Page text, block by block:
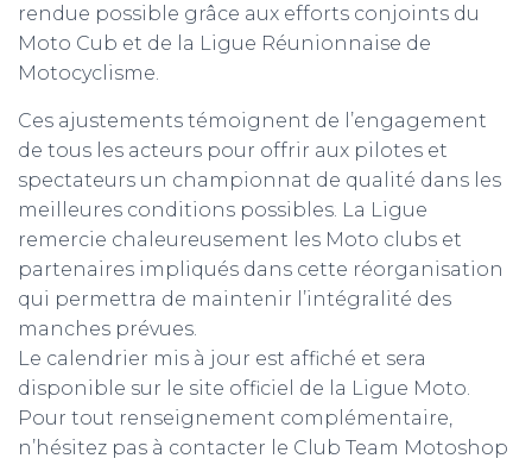
rendue possible grâce aux efforts conjoints du
Moto Cub et de la Ligue Réunionnaise de
Motocyclisme.
Ces ajustements témoignent de l’engagement
de tous les acteurs pour offrir aux pilotes et
spectateurs un championnat de qualité dans les
meilleures conditions possibles. La Ligue
remercie chaleureusement les Moto clubs et
partenaires impliqués dans cette réorganisation
qui permettra de maintenir l’intégralité des
manches prévues.
Le calendrier mis à jour est affiché et sera
disponible sur le site officiel de la Ligue Moto.
Pour tout renseignement complémentaire,
n’hésitez pas à contacter le Club Team Motoshop